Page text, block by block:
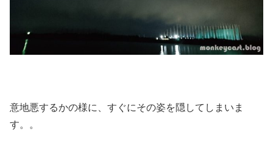
意地悪するかの様に、すぐにその姿を隠してしまいま
す。。